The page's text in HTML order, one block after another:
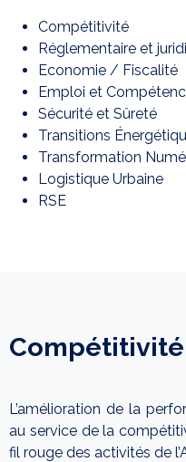
Compétitivité
Réglementaire et
Economie / Fiscalité
Emploi et
Sécurité et Sûreté
Transitions
Transformation
Logistique Urbaine
RSE
Compétitivité
L’amélioration de la
au service de la
fil rouge des activités de